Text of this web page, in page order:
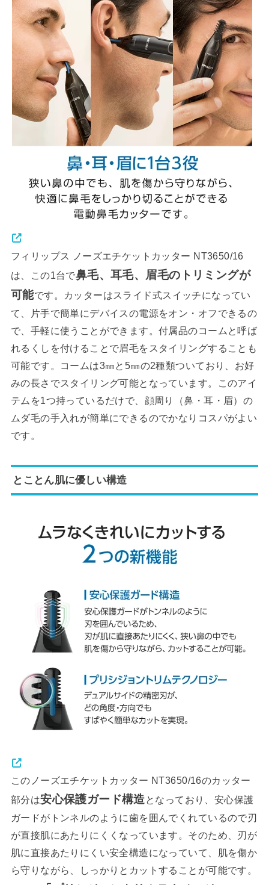
フィリップス ノーズエチケットカッター NT3650/16
は、この1台で鼻毛、耳毛、眉毛のトリミングが
可能です。カッターはスライド式スイッチになってい
て、片手で簡単にデバイスの電源をオン・オフできるの
で、手軽に使うことができます。付属品のコームと呼ば
れるくしを付けることで眉毛をスタイリングすることも
可能です。コームは3㎜と5㎜の2種類ついており、お好
みの長さでスタイリング可能となっています。このアイ
テムを1つ持っているだけで、顔周り（鼻・耳・眉）の
ムダ毛の手入れが簡単にできるのでかなりコスパがよい
です。
とことん肌に優しい構造
このノーズエチケットカッター NT3650/16のカッター
部分は安心保護ガード構造となっており、安心保護
ガードがトンネルのように歯を囲んでくれているので刃
が直接肌にあたりにくくなっています。そのため、刃が
肌に直接あたりにくい安全構造になっていて、肌を傷か
ら守りながら、しっかりとカットすることが可能です。